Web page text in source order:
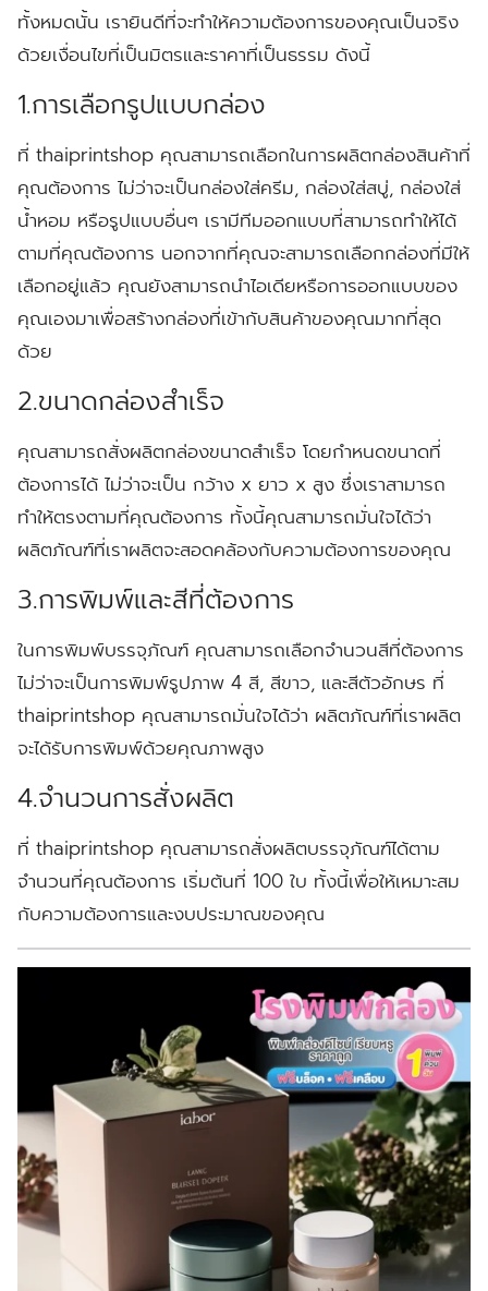
ทั้งหมดนั้น เรายินดีที่จะทำให้ความต้องการของคุณเป็นจริง
ด้วยเงื่อนไขที่เป็นมิตรและราคาที่เป็นธรรม ดังนี้
1.การเลือกรูปแบบกล่อง
ที่ thaiprintshop คุณสามารถเลือกในการผลิตกล่องสินค้าที่
คุณต้องการ ไม่ว่าจะเป็นกล่องใส่ครีม, กล่องใส่สบู่, กล่องใส่
น้ำหอม หรือรูปแบบอื่นๆ เรามีทีมออกแบบที่สามารถทำให้ได้
ตามที่คุณต้องการ นอกจากที่คุณจะสามารถเลือกกล่องที่มีให้
เลือกอยู่แล้ว คุณยังสามารถนำไอเดียหรือการออกแบบของ
คุณเองมาเพื่อสร้างกล่องที่เข้ากับสินค้าของคุณมากที่สุด
ด้วย
2.ขนาดกล่องสำเร็จ
คุณสามารถสั่งผลิตกล่องขนาดสำเร็จ โดยกำหนดขนาดที่
ต้องการได้ ไม่ว่าจะเป็น กว้าง x ยาว x สูง ซึ่งเราสามารถ
ทำให้ตรงตามที่คุณต้องการ ทั้งนี้คุณสามารถมั่นใจได้ว่า
ผลิตภัณฑ์ที่เราผลิตจะสอดคล้องกับความต้องการของคุณ
3.การพิมพ์และสีที่ต้องการ
ในการพิมพ์บรรจุภัณฑ์ คุณสามารถเลือกจำนวนสีที่ต้องการ
ไม่ว่าจะเป็นการพิมพ์รูปภาพ 4 สี, สีขาว, และสีตัวอักษร ที่
thaiprintshop คุณสามารถมั่นใจได้ว่า ผลิตภัณฑ์ที่เราผลิต
จะได้รับการพิมพ์ด้วยคุณภาพสูง
4.จำนวนการสั่งผลิต
ที่ thaiprintshop คุณสามารถสั่งผลิตบรรจุภัณฑ์ได้ตาม
จำนวนที่คุณต้องการ เริ่มต้นที่ 100 ใบ ทั้งนี้เพื่อให้เหมาะสม
กับความต้องการและงบประมาณของคุณ